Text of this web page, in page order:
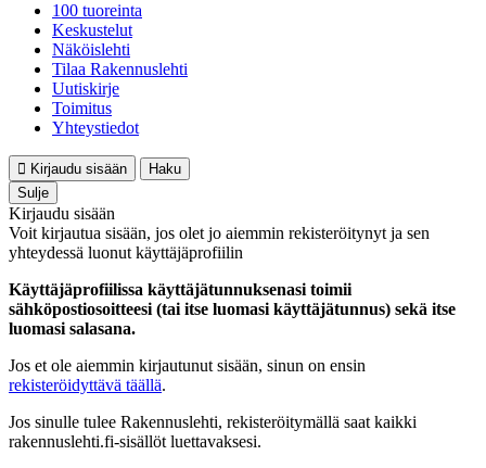
100 tuoreinta
Keskustelut
Näköislehti
Tilaa Rakennuslehti
Uutiskirje
Toimitus
Yhteystiedot
Kirjaudu sisään
Haku
Sulje
Kirjaudu sisään
Voit kirjautua sisään, jos olet jo aiemmin rekisteröitynyt ja sen
yhteydessä luonut käyttäjäprofiilin
Käyttäjäprofiilissa käyttäjätunnuksenasi toimii
sähköpostiosoitteesi (tai itse luomasi käyttäjätunnus) sekä itse
luomasi salasana.
Jos et ole aiemmin kirjautunut sisään, sinun on ensin
rekisteröidyttävä täällä.
Jos sinulle tulee Rakennuslehti, rekisteröitymällä saat kaikki
rakennuslehti.fi-sisällöt luettavaksesi.